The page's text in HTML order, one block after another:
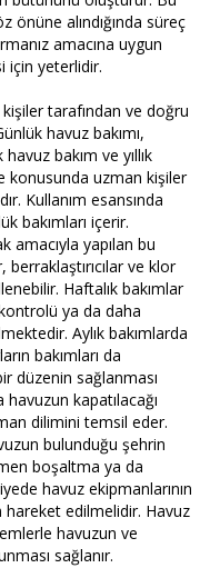
alındığında süreç
amacına uygun
için yeterlidir.
tarafından ve doğru
havuz bakımı,
havuz bakım ve yıllık
konusunda uzman kişiler
Kullanım esansında
bakımları içerir.
amacıyla yapılan bu
ve klor
Haftalık bakımlar
ya da daha
Aylık bakımlarda
bakımları da
düzenin sağlanması
havuzun kapatılacağı
dilimini temsil eder.
bulunduğu şehrin
boşaltma ya da
havuz ekipmanlarının
hareket edilmelidir. Havuz
havuzun ve
sağlanır.